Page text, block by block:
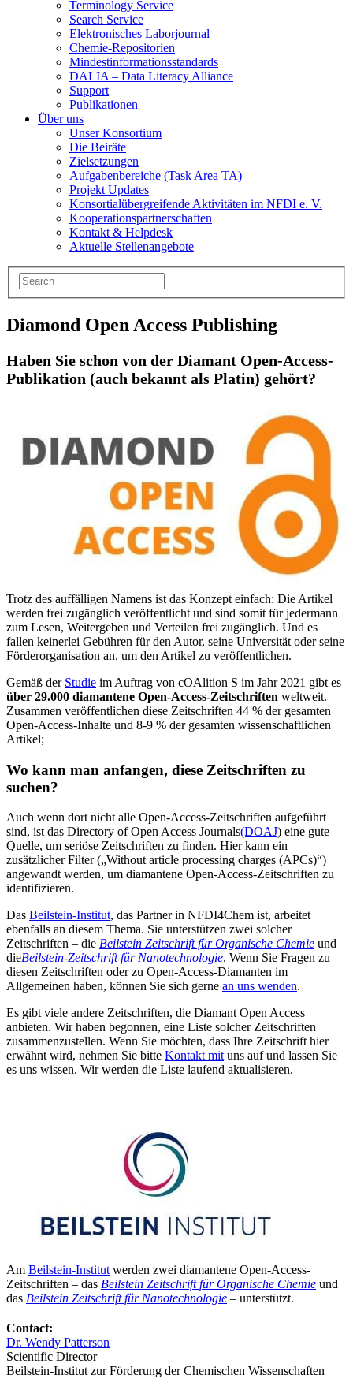
Terminology Service
Search Service
Elektronisches Laborjournal
Chemie-Repositorien
Mindestinformationsstandards
DALIA – Data Literacy Alliance
Support
Publikationen
Über uns
Unser Konsortium
Die Beiräte
Zielsetzungen
Aufgabenbereiche (Task Area TA)
Projekt Updates
Konsortialübergreifende Aktivitäten im NFDI e. V.
Kooperationspartnerschaften
Kontakt & Helpdesk
Aktuelle Stellenangebote
Diamond Open Access Publishing
Haben Sie schon von der Diamant Open-Access-
Publikation (auch bekannt als Platin) gehört?
Trotz des auffälligen Namens ist das Konzept einfach: Die Artikel
werden frei zugänglich veröffentlicht und sind somit für jedermann
zum Lesen, Weitergeben und Verteilen frei zugänglich. Und es
fallen keinerlei Gebühren für den Autor, seine Universität oder seine
Förderorganisation an, um den Artikel zu veröffentlichen.
Gemäß der Studie im Auftrag von cOAlition S im Jahr 2021 gibt es
über 29.000 diamantene Open-Access-Zeitschriften weltweit.
Zusammen veröffentlichen diese Zeitschriften 44 % der gesamten
Open-Access-Inhalte und 8-9 % der gesamten wissenschaftlichen
Artikel;
Wo kann man anfangen, diese Zeitschriften zu
suchen?
Auch wenn dort nicht alle Open-Access-Zeitschriften aufgeführt
sind, ist das Directory of Open Access Journals(DOAJ) eine gute
Quelle, um seriöse Zeitschriften zu finden. Hier kann ein
zusätzlicher Filter („Without article processing charges (APCs)“)
angewandt werden, um diamantene Open-Access-Zeitschriften zu
identifizieren.
Das Beilstein-Institut, das Partner in NFDI4Chem ist, arbeitet
ebenfalls an diesem Thema. Sie unterstützen zwei solcher
Zeitschriften – die Beilstein Zeitschrift für Organische Chemie und
dieBeilstein-Zeitschrift für Nanotechnologie. Wenn Sie Fragen zu
diesen Zeitschriften oder zu Open-Access-Diamanten im
Allgemeinen haben, können Sie sich gerne an uns wenden.
Es gibt viele andere Zeitschriften, die Diamant Open Access
anbieten. Wir haben begonnen, eine Liste solcher Zeitschriften
zusammenzustellen. Wenn Sie möchten, dass Ihre Zeitschrift hier
erwähnt wird, nehmen Sie bitte Kontakt mit uns auf und lassen Sie
es uns wissen. Wir werden die Liste laufend aktualisieren.
Am Beilstein-Institut werden zwei diamantene Open-Access-
Zeitschriften – das Beilstein Zeitschrift für Organische Chemie und
das Beilstein Zeitschrift für Nanotechnologie – unterstützt.
Contact:
Dr. Wendy Patterson
Scientific Director
Beilstein-Institut zur Förderung der Chemischen Wissenschaften